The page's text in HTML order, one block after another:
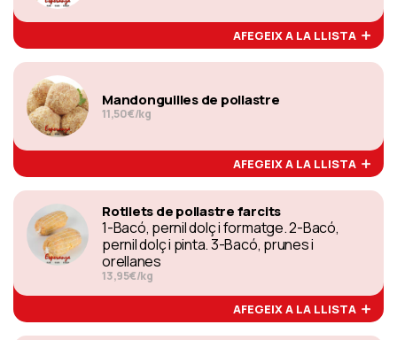
AFEGEIX A LA LLISTA
Mandonguilles de pollastre
11,50€/kg
AFEGEIX A LA LLISTA
Rotllets de pollastre farcits
1-Bacó, pernil dolç i formatge. 2-Bacó,
pernil dolç i pinta. 3-Bacó, prunes i
orellanes
13,95€/kg
AFEGEIX A LA LLISTA